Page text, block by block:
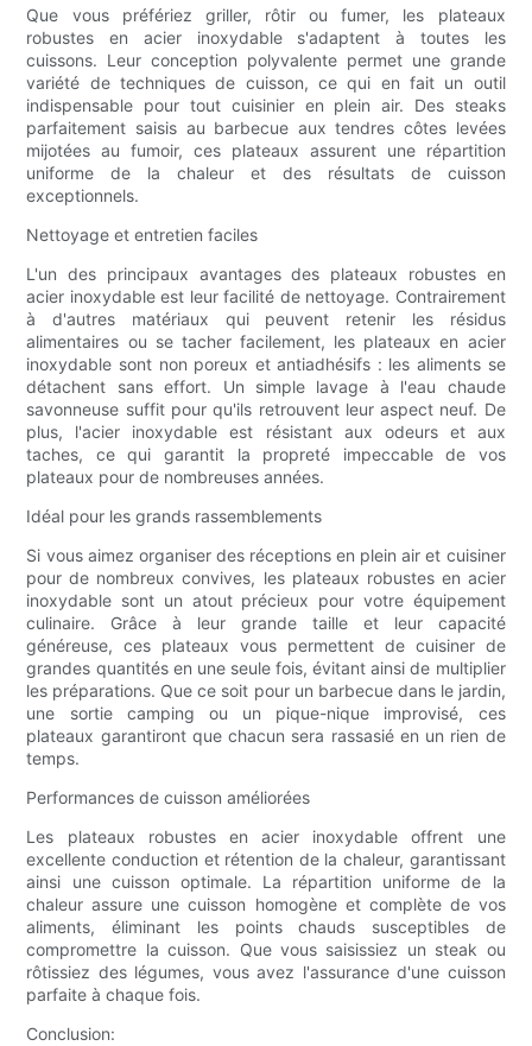
Que vous préfériez griller, rôtir ou fumer, les plateaux
robustes en acier inoxydable s'adaptent à toutes les
cuissons. Leur conception polyvalente permet une grande
variété de techniques de cuisson, ce qui en fait un outil
indispensable pour tout cuisinier en plein air. Des steaks
parfaitement saisis au barbecue aux tendres côtes levées
mijotées au fumoir, ces plateaux assurent une répartition
uniforme de la chaleur et des résultats de cuisson
exceptionnels.
Nettoyage et entretien faciles
L'un des principaux avantages des plateaux robustes en
acier inoxydable est leur facilité de nettoyage. Contrairement
à d'autres matériaux qui peuvent retenir les résidus
alimentaires ou se tacher facilement, les plateaux en acier
inoxydable sont non poreux et antiadhésifs : les aliments se
détachent sans effort. Un simple lavage à l'eau chaude
savonneuse suffit pour qu'ils retrouvent leur aspect neuf. De
plus, l'acier inoxydable est résistant aux odeurs et aux
taches, ce qui garantit la propreté impeccable de vos
plateaux pour de nombreuses années.
Idéal pour les grands rassemblements
Si vous aimez organiser des réceptions en plein air et cuisiner
pour de nombreux convives, les plateaux robustes en acier
inoxydable sont un atout précieux pour votre équipement
culinaire. Grâce à leur grande taille et leur capacité
généreuse, ces plateaux vous permettent de cuisiner de
grandes quantités en une seule fois, évitant ainsi de multiplier
les préparations. Que ce soit pour un barbecue dans le jardin,
une sortie camping ou un pique-nique improvisé, ces
plateaux garantiront que chacun sera rassasié en un rien de
temps.
Performances de cuisson améliorées
Les plateaux robustes en acier inoxydable offrent une
excellente conduction et rétention de la chaleur, garantissant
ainsi une cuisson optimale. La répartition uniforme de la
chaleur assure une cuisson homogène et complète de vos
aliments, éliminant les points chauds susceptibles de
compromettre la cuisson. Que vous saisissiez un steak ou
rôtissiez des légumes, vous avez l'assurance d'une cuisson
parfaite à chaque fois.
Conclusion: